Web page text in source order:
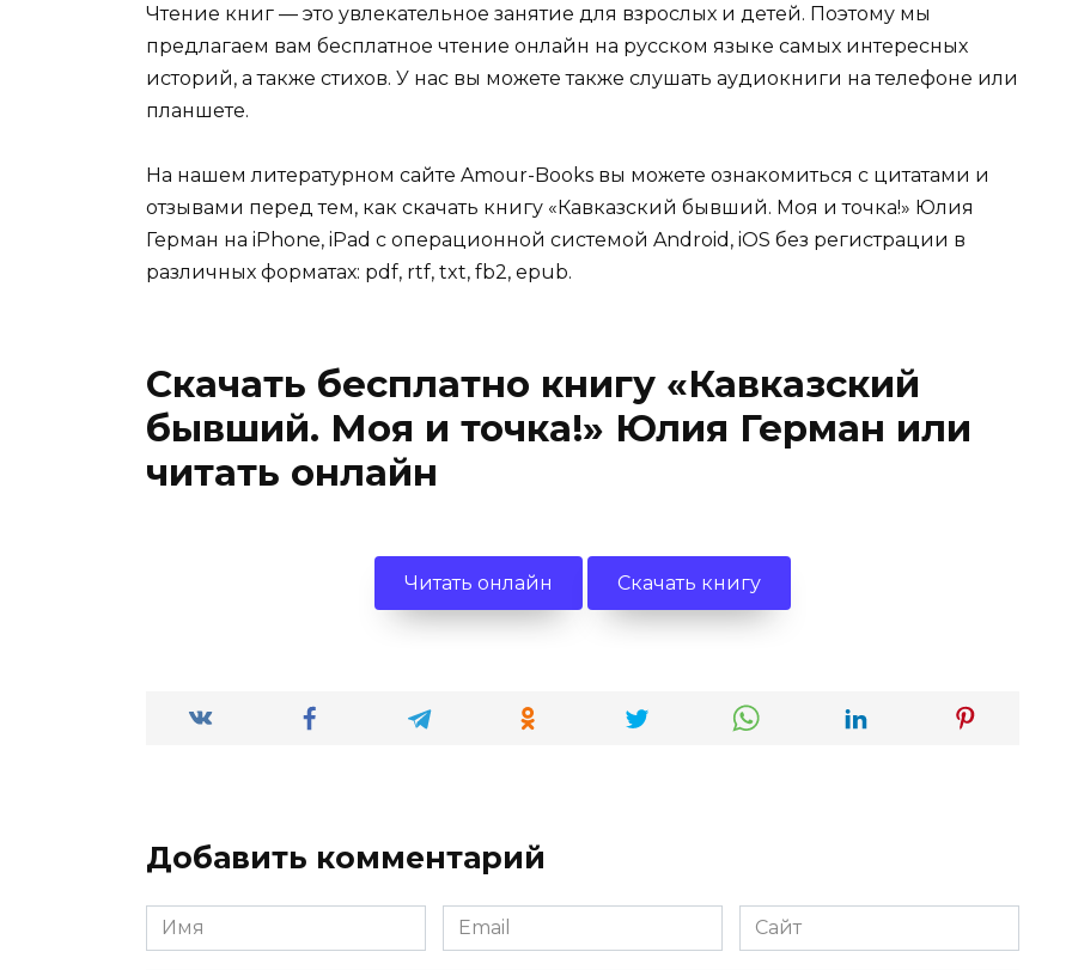
Чтение книг — это увлекательное занятие для взрослых и детей. Поэтому мы
предлагаем вам бесплатное чтение онлайн на русском языке самых интересных
историй, а также стихов. У нас вы можете также слушать аудиокниги на телефоне или
планшете.
На нашем литературном сайте Amour-Books вы можете ознакомиться с цитатами и
отзывами перед тем, как скачать книгу «Кавказский бывший. Моя и точка!» Юлия
Герман на iPhone, iPad с операционной системой Android, iOS без регистрации в
различных форматах: pdf, rtf, txt, fb2, epub.
Скачать бесплатно книгу «Кавказский
бывший. Моя и точка!» Юлия Герман или
читать онлайн
Читать онлайн Скачать книгу
Добавить комментарий
Имя
*
Email
*
Сайт